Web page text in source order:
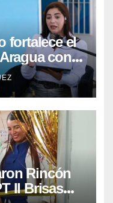
fortalece el
con
CDI La Mora
Rincón
II Brisas